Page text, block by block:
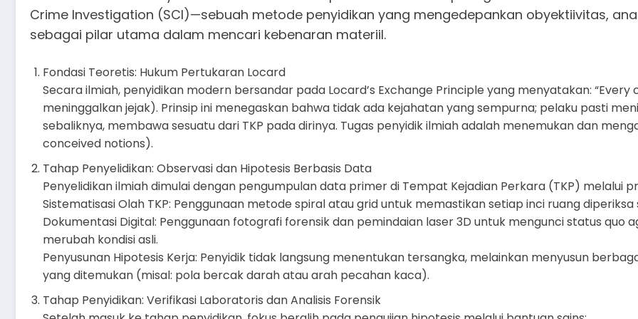
Crime Investigation (SCI)—sebuah metode penyidikan yang mengedepankan obyektiivitas,
sebagai pilar utama dalam mencari kebenaran materiil.
Fondasi Teoretis: Hukum Pertukaran Locard
Secara ilmiah, penyidikan modern bersandar pada Locard’s Exchange Principle yang menyatakan:
meninggalkan jejak). Prinsip ini menegaskan bahwa tidak ada kejahatan yang sempurna; pelaku pasti
sebaliknya, membawa sesuatu dari TKP pada dirinya. Tugas penyidik ilmiah adalah menemukan dan
conceived notions).
Tahap Penyelidikan: Observasi dan Hipotesis Berbasis Data
Penyelidikan ilmiah dimulai dengan pengumpulan data primer di Tempat Kejadian Perkara (TKP) melalui
Sistematisasi Olah TKP: Penggunaan metode spiral atau grid untuk memastikan setiap inci ruang
Dokumentasi Digital: Penggunaan fotografi forensik dan pemindaian laser 3D untuk mengunci status quo
merubah kondisi asli.
Penyusunan Hipotesis Kerja: Penyidik tidak langsung menentukan tersangka, melainkan menyusun
yang ditemukan (misal: pola bercak darah atau arah pecahan kaca).
Tahap Penyidikan: Verifikasi Laboratoris dan Analisis Forensik